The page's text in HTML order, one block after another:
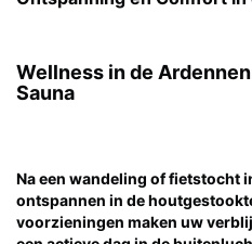
Wellness in de
Sauna
Na een wandeling of fietstocht
ontspannen in de
voorzieningen maken uw